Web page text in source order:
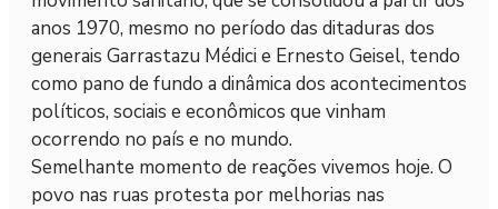
anos 1970, mesmo no período das ditaduras dos
generais Garrastazu Médici e Ernesto Geisel, tendo
como pano de fundo a dinâmica dos acontecimentos
políticos, sociais e econômicos que vinham
ocorrendo no país e no mundo.
Semelhante momento de reações vivemos hoje. O
povo nas ruas protesta por melhorias nas